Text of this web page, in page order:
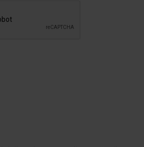
dovrà
il numero del contratto
l’indirizzo, la città, il